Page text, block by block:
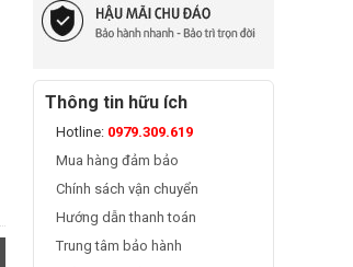
Thông tin hữu ích
Hotline: 0979.309.619
Mua hàng đảm bảo
Chính sách vận chuyển
Hướng dẫn thanh toán
Trung tâm bảo hành